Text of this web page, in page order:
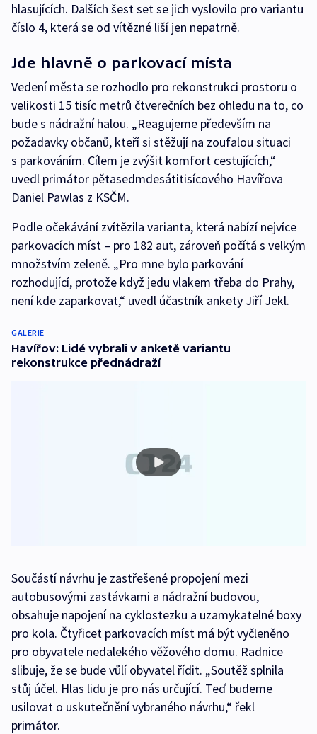
hlasujících. Dalších šest set se jich vyslovilo pro variantu
číslo 4, která se od vítězné liší jen nepatrně.
Jde hlavně o parkovací místa
Vedení města se rozhodlo pro rekonstrukci prostoru o
velikosti 15 tisíc metrů čtverečních bez ohledu na to, co
bude s nádražní halou. „Reagujeme především na
požadavky občanů, kteří si stěžují na zoufalou situaci
s parkováním. Cílem je zvýšit komfort cestujících,“
uvedl primátor pětasedmdesátitisícového Havířova
Daniel Pawlas z KSČM.
Podle očekávání zvítězila varianta, která nabízí nejvíce
parkovacích míst – pro 182 aut, zároveň počítá s velkým
množstvím zeleně. „Pro mne bylo parkování
rozhodující, protože když jedu vlakem třeba do Prahy,
není kde zaparkovat,“ uvedl účastník ankety Jiří Jekl.
GALERIE
Havířov: Lidé vybrali v anketě variantu
rekonstrukce přednádraží
Součástí návrhu je zastřešené propojení mezi
autobusovými zastávkami a nádražní budovou,
obsahuje napojení na cyklostezku a uzamykatelné boxy
pro kola. Čtyřicet parkovacích míst má být vyčleněno
pro obyvatele nedalekého věžového domu. Radnice
slibuje, že se bude vůlí obyvatel řídit. „Soutěž splnila
stůj účel. Hlas lidu je pro nás určující. Teď budeme
usilovat o uskutečnění vybraného návrhu,“ řekl
primátor.